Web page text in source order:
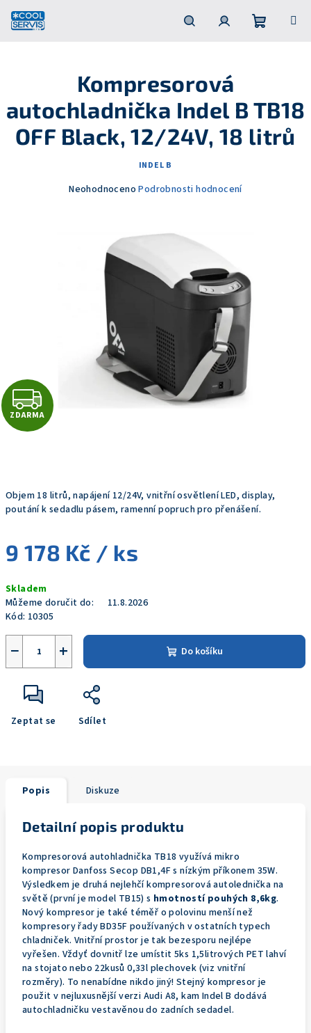
obsah
Objem 18 litrů, napájení 12/24V, vnitřní osvětlení LED, display,
poutání k sedadlu pásem, ramenní popruch pro přenášení.
9 178 Kč / ks
cena:
Skladem
Můžeme doručit do:
11.8.2026
Kód: 10305
+
− Do košíku
Zeptat se Sdílet
Kompresorová
autochladnička Indel B TB18
OFF Black, 12/24V, 18 litrů
INDEL B
Průměrné
hvězdiček.
Neohodnoceno Podrobnosti hodnocení
Z
D
R
M
A
ZDARMA
Popis Diskuze
Detailní popis produktu
Kompresorová autohladnička TB18 využívá mikro
kompresor Danfoss Secop DB1,4F s nízkým příkonem 35W.
Výsledkem je druhá nejlehčí kompresorová autolednička na
světě (první je model TB15) s hmotností pouhých 8,6kg.
Nový kompresor je také téměř o polovinu menší než
kompresory řady BD35F používaných v ostatních typech
chladniček. Vnitřní prostor je tak bezesporu nejlépe
vyřešen. Vždyť dovnitř lze umístit 5ks 1,5litrových PET lahví
na stojato nebo 22kusů 0,33l plechovek (viz vnitřní
rozměry). To nenabídne nikdo jiný! Stejný kompresor je
použit v nejluxusnější verzi Audi A8, kam Indel B dodává
autochladničku vestavěnou do zadních sedadel.